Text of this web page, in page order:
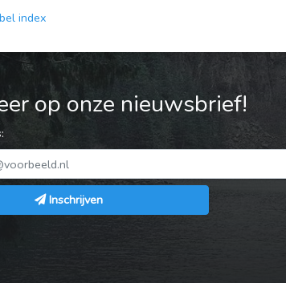
index
op onze nieuwsbrief!
Inschrijven